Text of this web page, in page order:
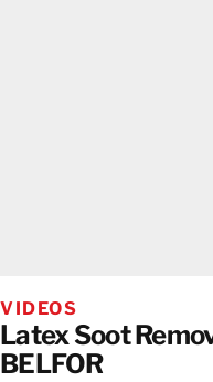
VIDEOS
Latex Soot
BELFOR